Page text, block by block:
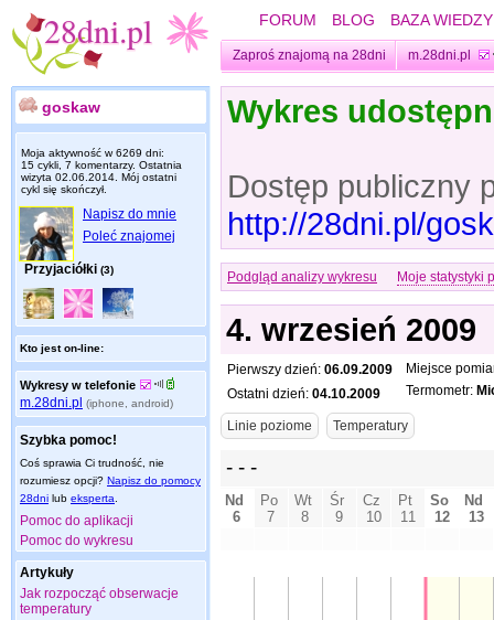
FORUM BLOG BAZA WIEDZY
Zaproś znajomą na 28dni m.28dni.pl
goskaw
Moja aktywność w 6269 dni:
15 cykli, 7 komentarzy. Ostatnia
wizyta 02.06.2014 . Mój ostatni
cykl się skończył.
Napisz do mnie
Poleć znajomej
Przyjaciółki (3)
Kto jest on-line:
Wykresy w telefonie
m.28dni.pl (iphone, android)
Szybka pomoc!
Coś sprawia Ci trudność, nie
rozumiesz opcji? Napisz do pomocy
28dni lub eksperta
Pomoc do aplikacji
Pomoc do wykresu
Artykuły
Jak rozpocząć obserwacje
temperatury
Wykres
Dostęp publiczny
http://28dni.pl/
Podgląd analizy wykresu Moje statystyki
4. wrzesień 2009
Pierwszy dzień: 06.09.2009
Ostatni dzień: 04.10.2009
Miejsce
Termometr: